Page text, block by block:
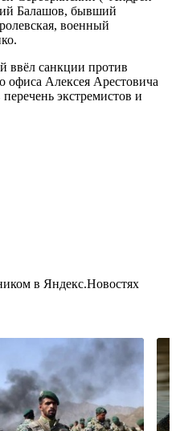
Балашов, бывший
военный
ввёл санкции против
офиса Алексея Арестовича
экстремистов и
в Яндекс.Новостях